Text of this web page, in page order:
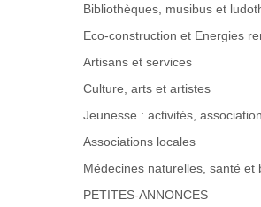
Bibliothèques, musibus et
Eco-construction et Energies
Artisans et services
Culture, arts et artistes
Jeunesse : activités,
Associations locales
Médecines naturelles, santé et
PETITES-ANNONCES